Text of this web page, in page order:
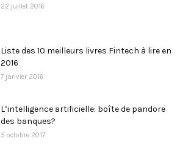
22 juillet 2016
Liste des 10 meilleurs livres Fintech à lire en
2016
7 janvier 2016
L’intelligence artificielle: boîte de pandore
des banques?
5 octobre 2017